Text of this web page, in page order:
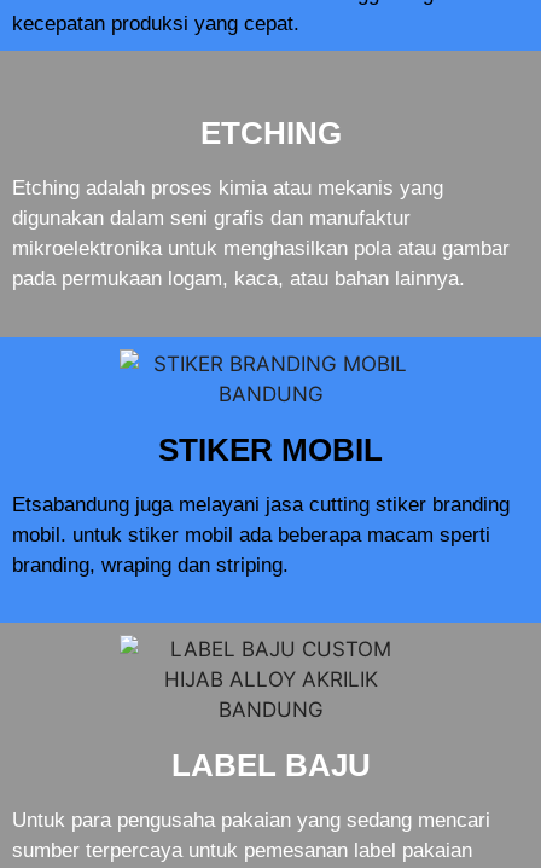
kecepatan produksi yang cepat.
ETCHING
Etching adalah proses kimia atau mekanis yang
digunakan dalam seni grafis dan manufaktur
mikroelektronika untuk menghasilkan pola atau gambar
pada permukaan logam, kaca, atau bahan lainnya.
STIKER MOBIL
Etsabandung juga melayani jasa cutting stiker branding
mobil. untuk stiker mobil ada beberapa macam sperti
branding, wraping dan striping.
LABEL BAJU
Untuk para pengusaha pakaian yang sedang mencari
sumber terpercaya untuk pemesanan label pakaian